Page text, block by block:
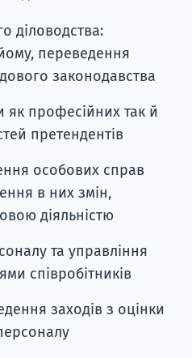
діловодства:
переведення
законодавства
як професійних так й
претендентів
особових справ
в них змін,
діяльністю
та управління
співробітників
заходів з оцінки